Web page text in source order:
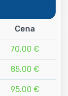
Cena
70.00 €
85.00 €
95.00 €